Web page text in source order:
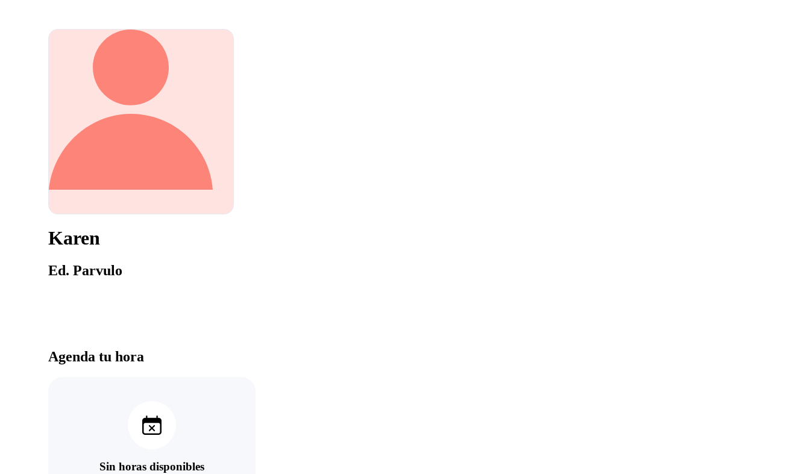
Karen
Ed. Parvulo
Agenda tu hora
Sin horas disponibles